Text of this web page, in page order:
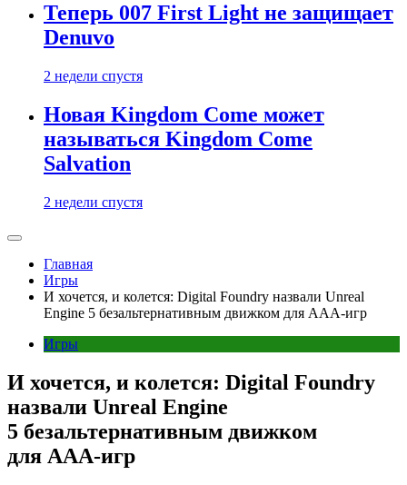
Теперь 007 First Light не защищает
Denuvo
2 недели спустя
Новая Kingdom Come может
называться Kingdom Come
Salvation
2 недели спустя
Главная
Игры
И хочется, и колется: Digital Foundry назвали Unreal
Engine 5 безальтернативным движком для ААА-игр
Игры
И хочется, и колется: Digital Foundry
назвали Unreal Engine
5 безальтернативным движком
для ААА-игр